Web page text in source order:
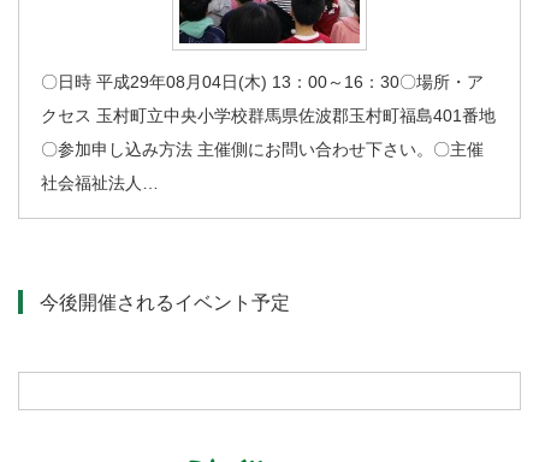
〇日時 平成29年08月04日(木) 13：00～16：30〇場所・ア
クセス 玉村町立中央小学校群馬県佐波郡玉村町福島401番地
〇参加申し込み方法 主催側にお問い合わせ下さい。〇主催
社会福祉法人…
今後開催されるイベント予定